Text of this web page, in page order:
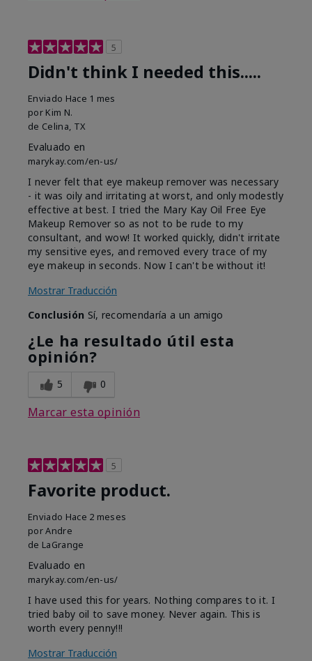
5
Didn't think I needed this.....
Enviado Hace 1 mes
por Kim N.
de Celina, TX
Evaluado en
marykay.com/en-us/
I never felt that eye makeup remover was necessary
- it was oily and irritating at worst, and only modestly
effective at best. I tried the Mary Kay Oil Free Eye
Makeup Remover so as not to be rude to my
consultant, and wow! It worked quickly, didn't irritate
my sensitive eyes, and removed every trace of my
eye makeup in seconds. Now I can't be without it!
Mostrar Traducción
Conclusión Sí, recomendaría a un amigo
¿Le ha resultado útil esta
opinión?
5 0
Marcar esta opinión
5
Favorite product.
Enviado Hace 2 meses
porAndre
de LaGrange
Evaluado en
marykay.com/en-us/
I have used this for years. Nothing compares to it. I
tried baby oil to save money. Never again. This is
worth every penny!!!
Mostrar Traducción